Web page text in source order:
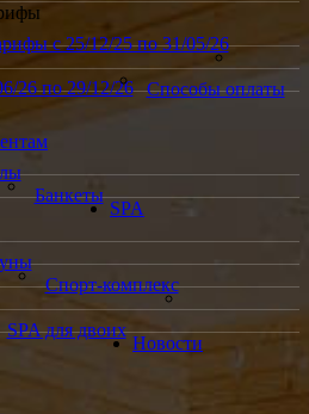
с 25/12/25 по 31/05/26
26 по 29/12/26
Способы оплаты
Банкеты
SPA
Спорт-комплекс
SPA для двоих
Новости